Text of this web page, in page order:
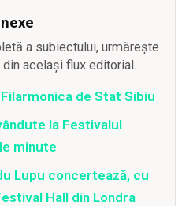
a subiectului, urmărește
același flux editorial.
de Stat Sibiu
la Festivalul
minute
Lupu concertează, cu
Hall din Londra